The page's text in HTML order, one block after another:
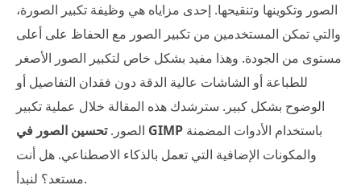
الصور وتكوينها وتنقيحها. إحدى مزاياه هي وظيفة تكبير الصورة،
والتي تمكن المستخدمين من تكبير الصور مع الحفاظ على أعلى
مستوى من الجودة. وهذا مفيد بشكل خاص لتكبير الصور الأصغر
للطباعة أو الشاشات عالية الدقة دون فقدان التفاصيل أو
الوضوح بشكل كبير. سترشدك هذه المقالة خلال عملية تكبير
الصور. تحسين الصور في GIMP
والمكونات الإضافية التي تعمل بالذكاء الاصطناعي. هل أنت
مستعد؟ لنبدأ.